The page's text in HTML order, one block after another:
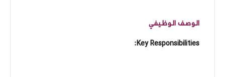
الوصف الوظيفي
Key Responsibilities: